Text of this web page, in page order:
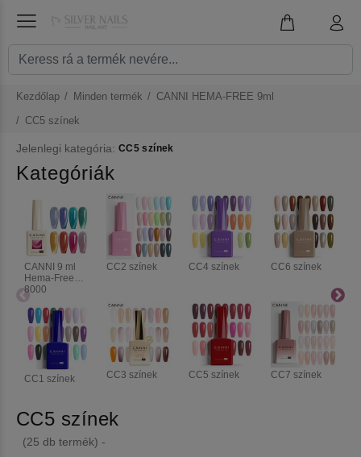
Kezdőlap Minden termék
CANNI HEMA-FREE 9ml
CC5 színek
Jelenlegi kategória: CC5 színek
Kategóriák
CANNI 9 ml
Hema-Free
8000
CC1 színek
CC2 színek
CC3 színek
CC4 színek
CC5 színek
CC6 színek
CC7 színek
CC5 színek
(25 db termék) -